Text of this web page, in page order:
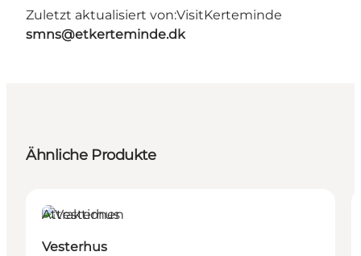
Zuletzt aktualisiert von:VisitKerteminde
smns@etkerteminde.dk
Ähnliche Produkte
Attraktionen
Vesterhus